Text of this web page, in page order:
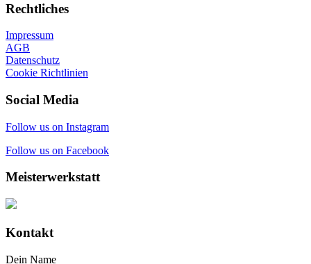
Rechtliches
Impressum
AGB
Datenschutz
Cookie Richtlinien
Social Media
Follow us on Instagram
Follow us on Facebook
Meisterwerkstatt
Kontakt
Dein Name